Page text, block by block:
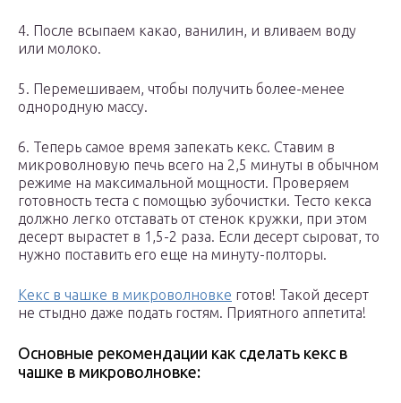
4. После всыпаем какао, ванилин, и вливаем воду
или молоко.
5. Перемешиваем, чтобы получить более-менее
однородную массу.
6. Теперь самое время запекать кекс. Ставим в
микроволновую печь всего на 2,5 минуты в обычном
режиме на максимальной мощности. Проверяем
готовность теста с помощью зубочистки. Тесто кекса
должно легко отставать от стенок кружки, при этом
десерт вырастет в 1,5-2 раза. Если десерт сыроват, то
нужно поставить его еще на минуту-полторы.
Кекс в чашке в микроволновке готов! Такой десерт
не стыдно даже подать гостям. Приятного аппетита!
Основные рекомендации как сделать кекс в
чашке в микроволновке: